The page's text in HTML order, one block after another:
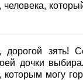
зять!
дочки
могу